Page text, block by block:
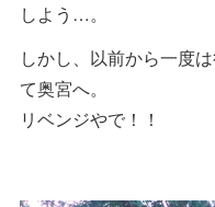
しよう…。
しかし、以前から一度
て奥宮へ。
リベンジやで！！